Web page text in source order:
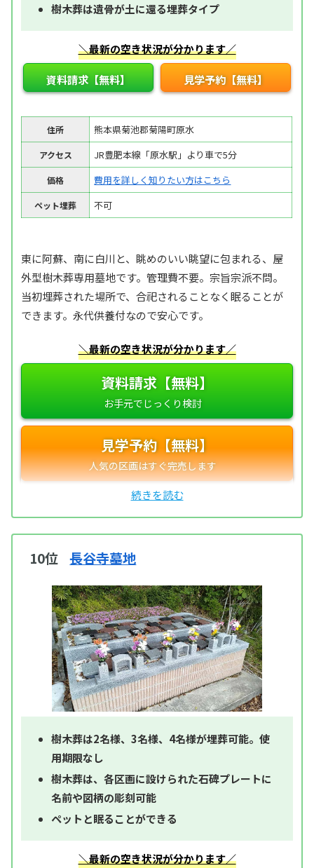
樹木葬は遺骨が土に還る埋葬タイプ
＼最新の空き状況が分かります／
資料請求【無料】 見学予約【無料】
住所 熊本県菊池郡菊陽町原水
アクセス JR豊肥本線「原水駅」より車で5分
価格 費用を詳しく知りたい方はこちら
ペット埋葬 不可
東に阿蘇、南に白川と、眺めのいい眺望に包まれる、屋
外型樹木葬専用墓地です。管理費不要。宗旨宗派不問。
当初埋葬された場所で、合祀されることなく眠ることが
できます。永代供養付なので安心です。
＼最新の空き状況が分かります／
資料請求【無料】
見学予約【無料】
10位 長谷寺墓地
樹木葬は2名様、3名様、4名様が埋葬可能。使
用期限なし
樹木葬は、各区画に設けられた石碑プレートに
名前や図柄の彫刻可能
ペットと眠ることができる
＼最新の空き状況が分かります／